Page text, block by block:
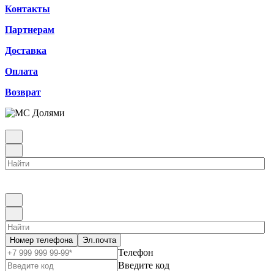
Контакты
Партнерам
Доставка
Оплата
Возврат
Номер телефона Эл.почта
Телефон
Введите код